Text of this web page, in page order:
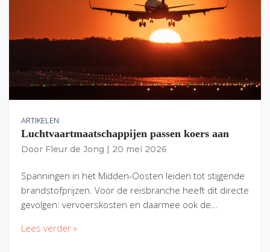
ARTIKELEN
Luchtvaartmaatschappijen passen koers aan
Door Fleur de Jong 20 mei 2026
Spanningen in het Midden-Oosten leiden tot stijgende
brandstofprijzen. Voor de reisbranche heeft dit directe
gevolgen: vervoerskosten en daarmee ook de…
Lees verder »